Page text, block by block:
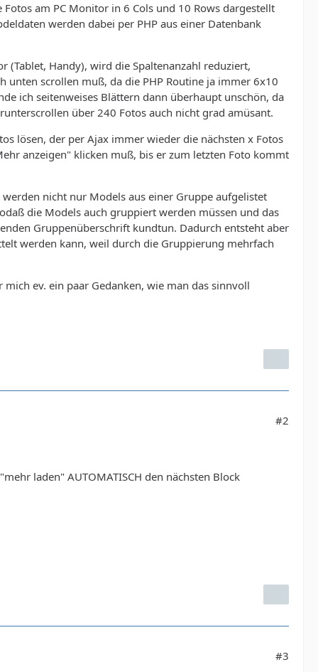
am PC Monitor in 6 Cols und 10 Rows dargestellt
werden dabei per PHP aus einer Datenbank
Handy), wird die Spaltenanzahl reduziert,
scrollen muß, da die PHP Routine ja immer 6x10
ich seitenweises Blättern dann überhaupt unschön, da
über 240 Fotos auch nicht grad amüsant.
lösen, der per Ajax immer wieder die nächsten x Fotos
anzeigen" klicken muß, bis er zum letzten Foto kommt
nicht nur Models aus einer Gruppe aufgelistet
die Models auch gruppiert werden müssen und das
Gruppenüberschrift kundtun. Dadurch entsteht aber
werden kann, weil durch die Gruppierung mehrfach
ev. ein paar Gedanken, wie man das sinnvoll
#2
laden" AUTOMATISCH den nächsten Block
#3